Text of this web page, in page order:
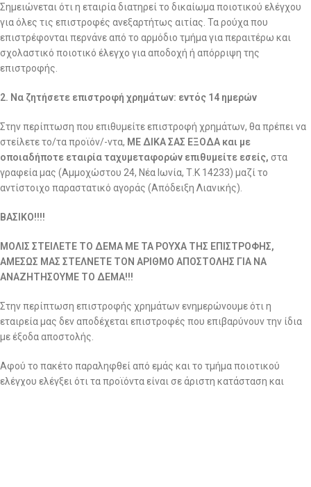
Σημειώνεται ότι η εταιρία διατηρεί το δικαίωμα ποιοτικού ελέγχου
για όλες τις επιστροφές ανεξαρτήτως αιτίας. Τα ρούχα που
επιστρέφονται περνάνε από το αρμόδιο τμήμα για περαιτέρω και
σχολαστικό ποιοτικό έλεγχο για αποδοχή ή απόρριψη της
επιστροφής.
2. Να ζητήσετε επιστροφή χρημάτων: εντός 14 ημερών
Στην περίπτωση που επιθυμείτε επιστροφή χρημάτων, θα πρέπει να
στείλετε το/τα προϊόν/-ντα, ΜΕ ΔΙΚΑ ΣΑΣ ΕΞΟΔΑ και με
οποιαδήποτε εταιρία ταχυμεταφορών επιθυμείτε εσείς, στα
γραφεία μας (Αμμοχώστου 24, Νέα Ιωνία, Τ.Κ 14233) μαζί το
αντίστοιχο παραστατικό αγοράς (Απόδειξη Λιανικής).
ΒΑΣΙΚΟ!!!!
ΜΟΛΙΣ ΣΤΕΙΛΕΤΕ ΤΟ ΔΕΜΑ ΜΕ ΤΑ ΡΟΥΧΑ ΤΗΣ ΕΠΙΣΤΡΟΦΗΣ,
ΑΜΕΣΩΣ ΜΑΣ ΣΤΕΛΝΕΤΕ ΤΟΝ ΑΡΙΘΜΟ ΑΠΟΣΤΟΛΗΣ ΓΙΑ ΝΑ
ΑΝΑΖΗΤΗΣΟΥΜΕ ΤΟ ΔΕΜΑ!!!
Στην περίπτωση επιστροφής χρημάτων ενημερώνουμε ότι η
εταιρεία μας δεν αποδέχεται επιστροφές που επιβαρύνουν την ίδια
με έξοδα αποστολής.
Αφού το πακέτο παραληφθεί από εμάς και το τμήμα ποιοτικού
ελέγχου ελέγξει ότι τα προϊόντα είναι σε άριστη κατάσταση και